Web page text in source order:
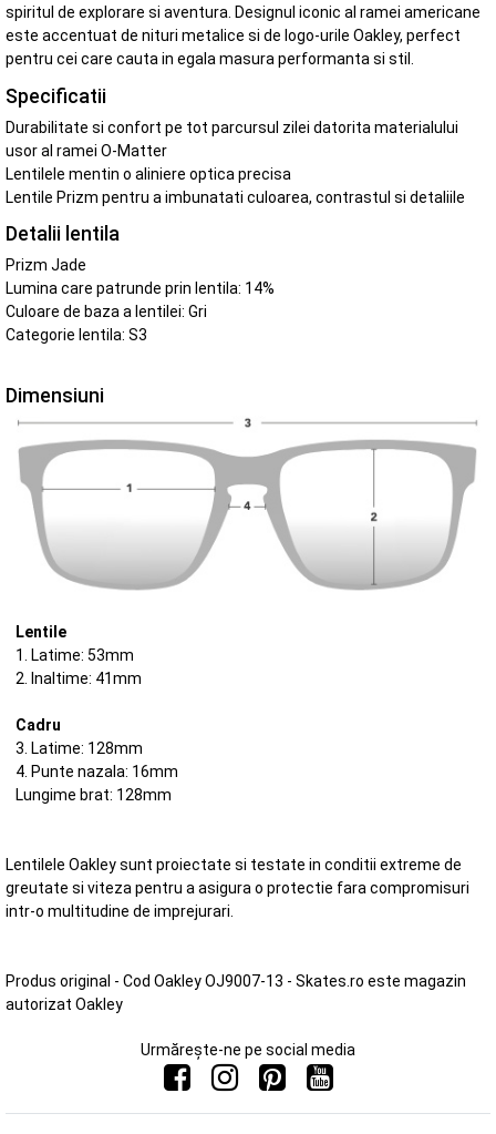
spiritul de explorare si aventura. Designul iconic al ramei americane
este accentuat de nituri metalice si de logo-urile Oakley, perfect
pentru cei care cauta in egala masura performanta si stil.
Specificatii
Durabilitate si confort pe tot parcursul zilei datorita materialului
usor al ramei O-Matter
Lentilele mentin o aliniere optica precisa
Lentile Prizm pentru a imbunatati culoarea, contrastul si detaliile
Detalii lentila
Prizm Jade
Lumina care patrunde prin lentila: 14%
Culoare de baza a lentilei: Gri
Categorie lentila: S3
Dimensiuni
Lentile
1. Latime: 53mm
2. Inaltime: 41mm
Cadru
3. Latime: 128mm
4. Punte nazala: 16mm
Lungime brat: 128mm
Lentilele Oakley sunt proiectate si testate in conditii extreme de
greutate si viteza pentru a asigura o protectie fara compromisuri
intr-o multitudine de imprejurari.
Produs original - Cod Oakley OJ9007-13 - Skates.ro este magazin
autorizat Oakley
Urmărește-ne pe social media